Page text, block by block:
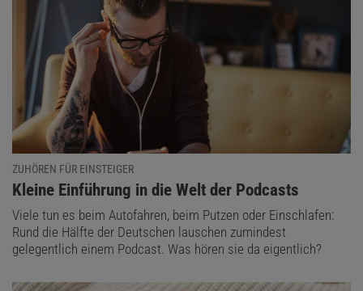
ZUHÖREN FÜR EINSTEIGER
:
Kleine Einführung in die Welt der Podcasts
Viele tun es beim Autofahren, beim Putzen oder Einschlafen:
Rund die Hälfte der Deutschen lauschen zumindest
gelegentlich einem Podcast. Was hören sie da eigentlich?